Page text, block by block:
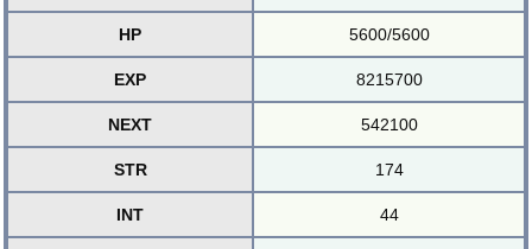
HP 5600/5600
EXP 8215700
NEXT 542100
STR 174
INT 44